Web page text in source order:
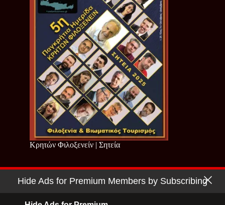
Κρητών Φιλοξενείν | Σητεία
Copyright © 2026 - Cretan Business | Κρητών Επιχειρείν
Hide Ads for Premium Members by Subscribing